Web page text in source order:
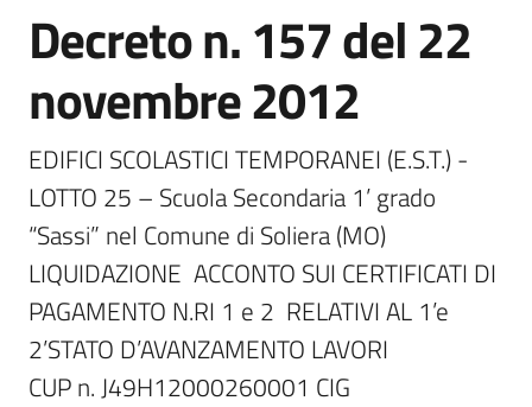
Decreto n. 157 del 22
novembre 2012
EDIFICI SCOLASTICI TEMPORANEI (E.S.T.) -
LOTTO 25 – Scuola Secondaria 1’ grado
“Sassi” nel Comune di Soliera (MO)
LIQUIDAZIONE  ACCONTO SUI CERTIFICATI DI
PAGAMENTO N.RI 1 e 2  RELATIVI AL 1’e
2’STATO D’AVANZAMENTO LAVORI
CUP n. J49H12000260001 CIG